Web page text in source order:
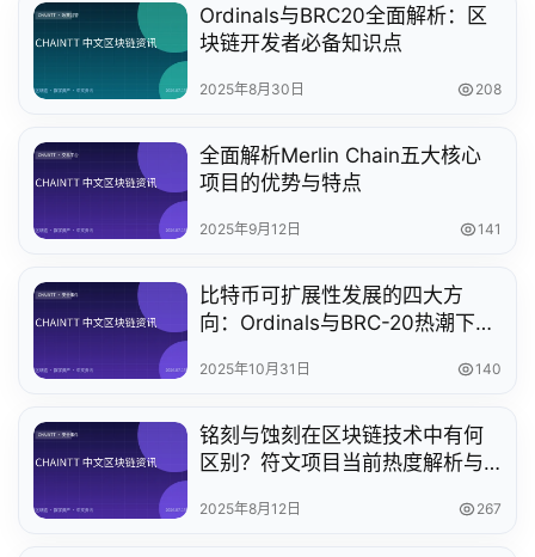
Ordinals与BRC20全面解析：区
块链开发者必备知识点
2025年8月30日 208
全面解析Merlin Chain五大核心
项目的优势与特点
2025年9月12日 141
比特币可扩展性发展的四大方
向：Ordinals与BRC-20热潮下的
2025年10月31日 140
铭刻与蚀刻在区块链技术中有何
区别？符文项目当前热度解析与
2025年8月12日 267